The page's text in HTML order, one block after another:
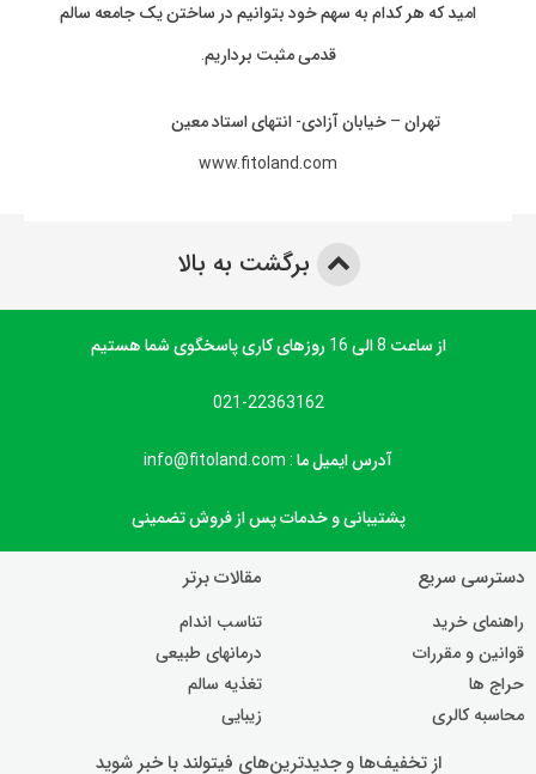
امید که هر کدام به سهم خود بتوانیم در ساختن یک جامعه سالم
قدمی مثبت برداریم.
تهران – خیابان آزادی- انتهای استاد معین
www.fitoland.com
برگشت به بالا
از ساعت 8 الی 16 روزهای کاری پاسخگوی شما هستیم
021-22363162
آدرس ایمیل ما : info@fitoland.com
پشتیبانی و خدمات پس از فروش تضمینی
دسترسی سریع
راهنمای خرید
قوانین و مقررات
حراج ها
محاسبه کالری
مقالات برتر
تناسب اندام
درمانهای طبیعی
تغذیه سالم
زیبایی
از تخفیف‌ها و جدیدترین‌های فیتولند با خبر شوید